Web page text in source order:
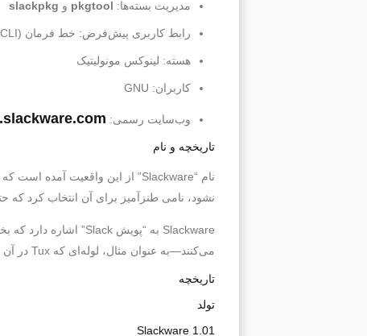
مدیریت بسته‌ها: pkgtool و slackpkg
رابط کاربری پیش‌فرض: خط فرمان (CLI)
هسته: لینوکس مونولیتیک
کاربران: GNU
وب‌سایت رسمی:
تاریخچه و نام
نشود، نامی طنزآمیز برای آن انتخاب کرد
می‌کنند—به عنوان مثال، لوله‌ای که Tux در آن سیگار می‌کشد، از تصویر J. R. “Bob” Dobbs الهام گرفته شده است.
تاریخچه
تولد
Slackware 1.01